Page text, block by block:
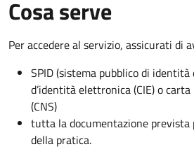
Cosa serve
Per accedere al servizio, assicurati di
SPID (sistema pubblico di
d’identità elettronica (CIE) o
(CNS)
tutta la documentazione prevista
della pratica.